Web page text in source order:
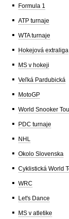
Formula 1
ATP turnaje
WTA turnaje
Hokejová extraliga
MS v hokeji
Veľká Pardubická
MotoGP
World Snooker
PDC turnaje
NHL
Okolo Slovenska
Cyklistická World
WRC
Let's Dance
MS v atletike